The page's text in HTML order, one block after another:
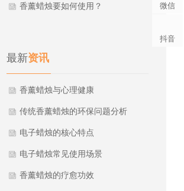
香薰蜡烛要如何使用？
最新资讯
香薰蜡烛与心理健康
传统香薰蜡烛的环保问题分析
电子蜡烛的核心特点
电子蜡烛常见使用场景
香薰蜡烛的疗愈功效
微信
抖音